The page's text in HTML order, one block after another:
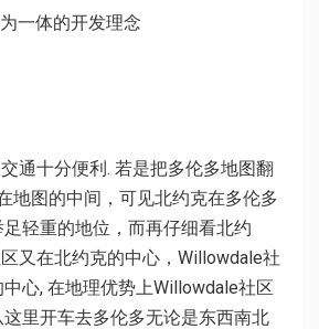
一体的开发理念
通十分便利. 若是把多伦多地图翻
地图的中间，可见北约克在多伦多
轻重的地位，而再仔细看北约
又在北约克的中心，Willowdale社
心, 在地理优势上Willowdale社区
里开车去多伦多无论是东西南北